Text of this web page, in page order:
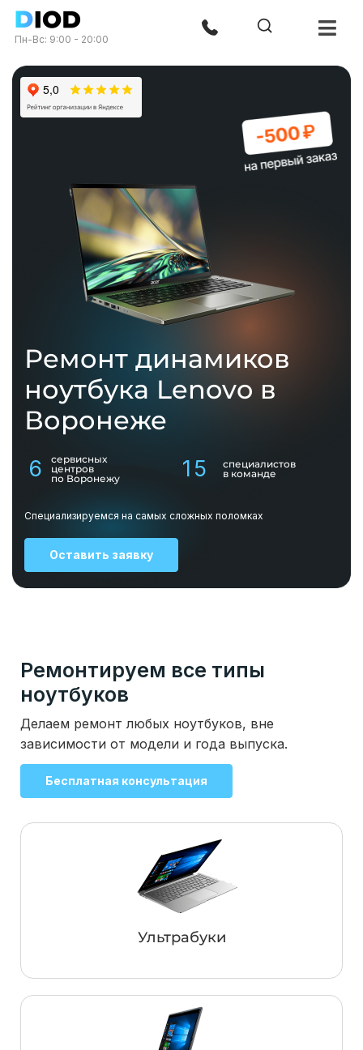
Пн-Вс: 9:00 - 20:00
Ремонт динамиков
ноутбука Lenovo в
Воронеже
6
сервисных
центров
по Воронежу
15
специалистов
в команде
Специализируемся на самых сложных поломках
Оставить заявку
Ремонтируем все типы
ноутбуков
Делаем ремонт любых ноутбуков, вне
зависимости от модели и года выпуска.
Бесплатная консультация
Ультрабуки